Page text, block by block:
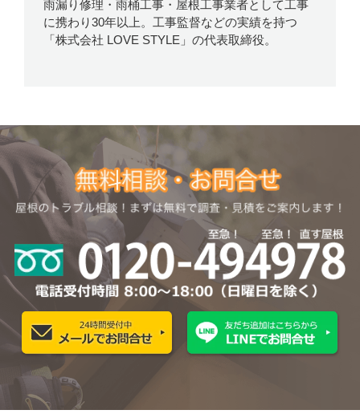
雨漏り修理・雨桶工事・屋根工事業者として工事
に携わり30年以上。工事監督などの実績を持つ
「株式会社 LOVE STYLE」の代表取締役。